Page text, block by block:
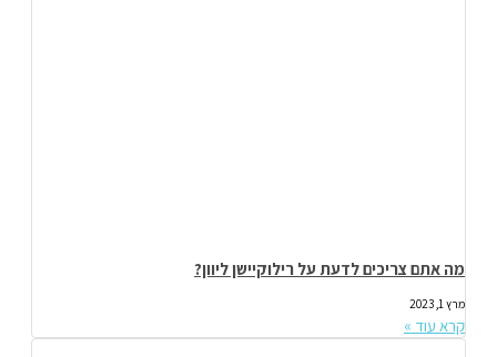
מה אתם צריכים לדעת על רילוקיישן ליוון?
מרץ 1, 2023
קרא עוד »